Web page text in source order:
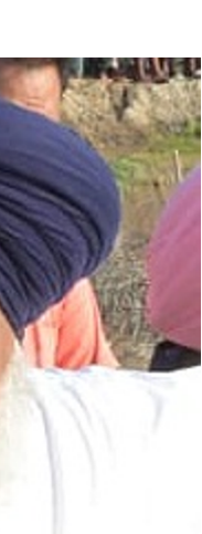
News
Paper